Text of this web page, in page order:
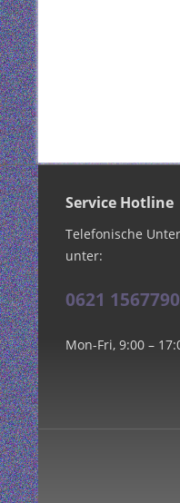
Service Hotline
Telefonische
unter:
0621 1567790
Mon-Fri, 9:00 –